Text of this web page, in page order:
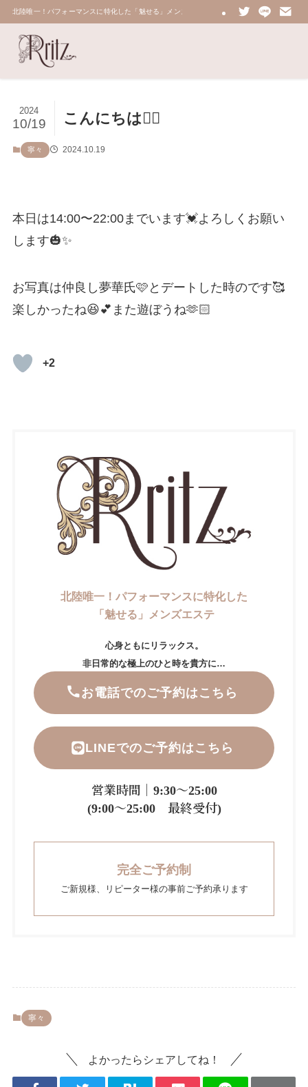
北陸唯一！パフォーマンスに特化した「魅せる」メンズエステ 鼠蹊部・密着・総合技術力
こんにちは
2024
10/19
寧々 2024.10.19
本日は14:00〜22:00までいます💓よろしくお願い
します🎃✨
お写真は仲良し夢華氏🩷とデートした時のです🥰
楽しかったね😆💕また遊ぼうね🫶🏻
+2
北陸唯一！パフォーマンスに特化した
「魅せる」メンズエステ
心身ともにリラックス。
非日常的な極上のひと時を貴方に…
お電話でのご予約はこちら
LINEでのご予約はこちら
営業時間｜9:30～25:00
(9:00～25:00 最終受付)
完全ご予約制
ご新規様、リピーター様の事前ご予約承ります
寧々
よかったらシェアしてね！